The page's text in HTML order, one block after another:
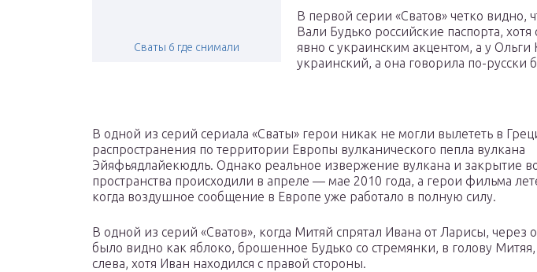
Сваты 6 где снимали
В первой серии «Сватов» четко видно,
Вали Будько российские паспорта,
явно с украинским акцентом, а у
украинский, а она говорила по-русски
В одной из серий сериала «Сваты» герои никак не могли вылететь в
распространения по территории Европы вулканического пепла вулкана
Эйяфьядлайекюдль. Однако реальное извержение вулкана и закрытие
пространства происходили в апреле — мае 2010 года, а герои фильма
когда воздушное сообщение в Европе уже работало в полную силу.
В одной из серий «Сватов», когда Митяй спрятал Ивана от Ларисы, через
было видно как яблоко, брошенное Будько со стремянки, в голову
слева, хотя Иван находился с правой стороны.